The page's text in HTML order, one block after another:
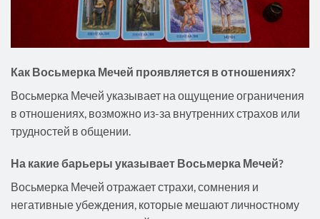
Как Восьмерка Мечей проявляется в отношениях?
Восьмерка Мечей указывает на ощущение ограничения
в отношениях, возможно из-за внутренних страхов или
трудностей в общении.
На какие барьеры указывает Восьмерка Мечей?
Восьмерка Мечей отражает страхи, сомнения и
негативные убеждения, которые мешают личностному